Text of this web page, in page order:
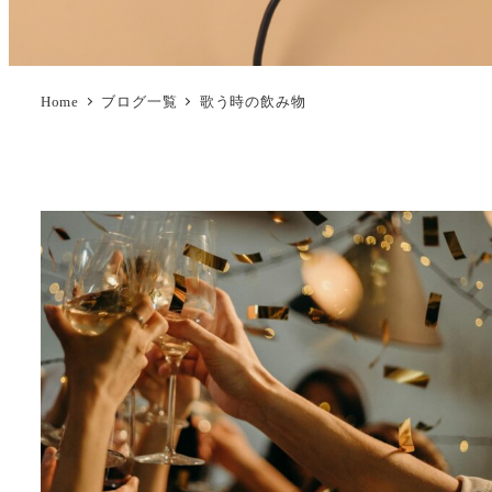
Home ブログ一覧 歌う時の飲み物